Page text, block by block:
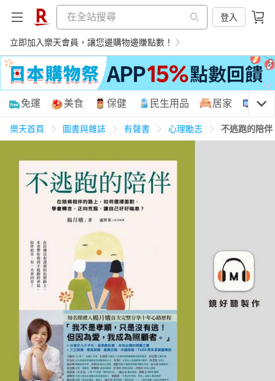
登入
立即加入樂天會員，讓您邊購物邊賺點數！
購物網分類
天天免運 美食蛋糕 養生保健
3C家電
女裝 男裝 情趣用品
日本購物 電子/紙本書
HOT
免運 美食 保健 民生用品 居家 3C
樂天首頁 圖書與雜誌 有聲書 心理勵志 不逃跑的陪